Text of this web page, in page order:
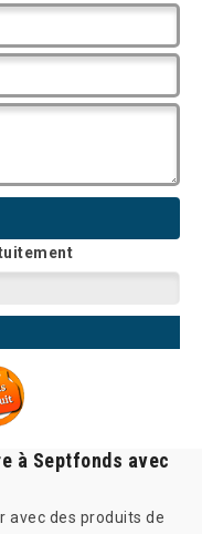
à Septfonds avec
avec des produits de